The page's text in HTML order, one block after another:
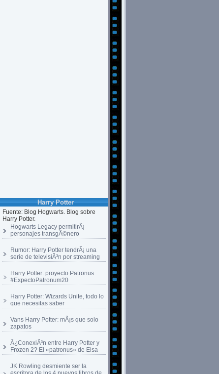
Harry Potter
Fuente: Blog Hogwarts. Blog sobre
Harry Potter.
Hogwarts Legacy permitirÃ¡
personajes transgÃ©nero
Rumor: Harry Potter tendrÃ¡ una
serie de televisiÃ³n por streaming
Harry Potter: proyecto Patronus
#ExpectoPatronum20
Harry Potter: Wizards Unite, todo lo
que necesitas saber
Vans Harry Potter: mÃ¡s que solo
zapatos
Â¿ConexiÃ³n entre Harry Potter y
Frozen 2? El «patronus» de Elsa
JK Rowling desmiente ser la